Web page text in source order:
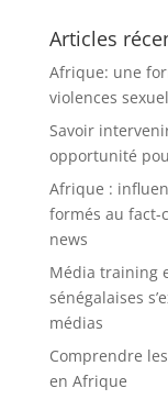
Articles
Afrique: une
violences
Savoir
opportunité
Afrique :
formés au fact-
news
Média training
sénégalaises
médias
Comprendre
en Afrique